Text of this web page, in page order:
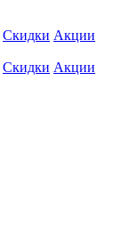
Скидки Акции
Скидки Акции